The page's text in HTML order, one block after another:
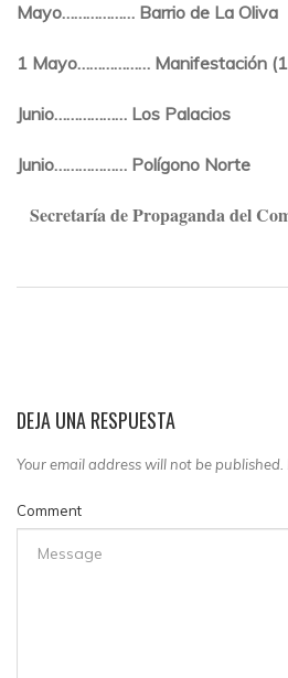
Mayo……………… Barrio de La Oliva
1 Mayo……………… Manifestación
Junio……………… Los Palacios
Junio……………… Polígono Norte
Secretaría de Propaganda del
DEJA UNA RESPUESTA
Your email address will not be
Comment